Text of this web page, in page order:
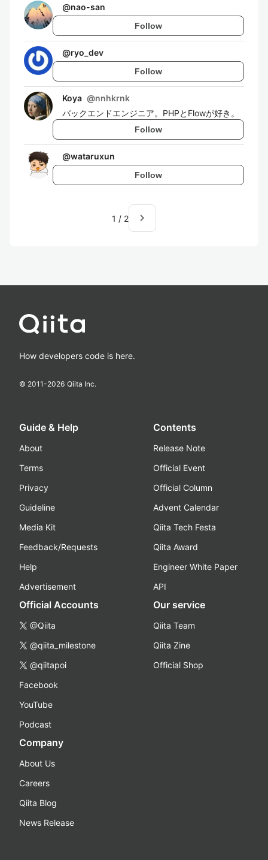
@nao-san
Follow
@ryo_dev
Follow
Koya @nnhkrnk
バックエンドエンジニア。PHPとFlowが好き。
Follow
@wataruxun
Follow
1 / 2 navigate_next
How developers code is here.
© 2011-2026 Qiita Inc.
Guide & Help
About
Terms
Privacy
Guideline
Media Kit
Feedback/Requests
Help
Advertisement
Contents
Release Note
Official Event
Official Column
Advent Calendar
Qiita Tech Festa
Qiita Award
Engineer White Paper
API
Official Accounts
@Qiita
@qiita_milestone
@qiitapoi
Facebook
YouTube
Podcast
Our service
Qiita Team
Qiita Zine
Official Shop
Company
About Us
Careers
Qiita Blog
News Release